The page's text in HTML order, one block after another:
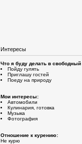
Интересы
Что я буду делать в свободный
Пойду гулять
Приглашу гостей
Поеду на природу
Мои интересы:
Автомобили
Кулинария, готовка
Музыка
Фотография
Отношение к курению:
Не курю